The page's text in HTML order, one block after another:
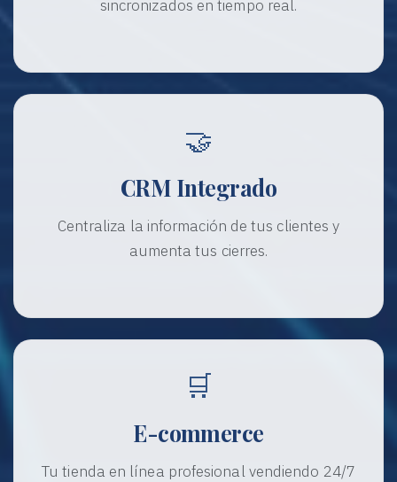
sincronizados en tiempo real.
🤝
CRM Integrado
Centraliza la información de tus clientes y
aumenta tus cierres.
🛒
E-commerce
Tu tienda en línea profesional vendiendo 24/7